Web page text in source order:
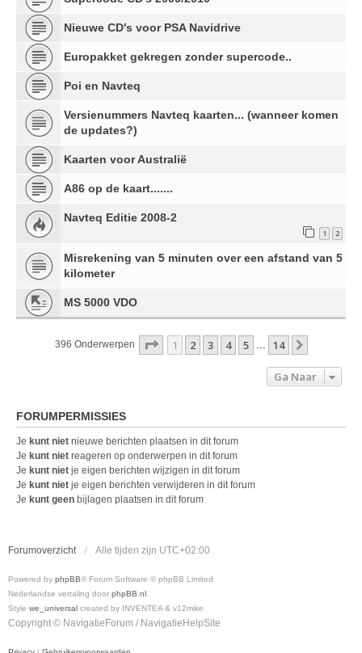
Nieuwe CD's voor PSA Navidrive
Europakket gekregen zonder supercode..
Poi en Navteq
Versienummers Navteq kaarten... (wanneer komen
de updates?)
Kaarten voor Australië
A86 op de kaart.......
Navteq Editie 2008-2
1 2
Misrekening van 5 minuten over een afstand van 5
kilometer
MS 5000 VDO
396 Onderwerpen Pagina Van14
1 2 3 4 5 … 14
Ga Naar
FORUMPERMISSIES
Je kunt niet nieuwe berichten plaatsen in dit forum
Je kunt niet reageren op onderwerpen in dit forum
Je kunt niet je eigen berichten wijzigen in dit forum
Je kunt niet je eigen berichten verwijderen in dit forum
Je kunt geen bijlagen plaatsen in dit forum
Forumoverzicht Alle tijden zijn UTC+02:00
Powered by phpBB® Forum Software © phpBB Limited
Nederlandse vertaling door phpBB.nl
Style we_universal created by INVENTEA & v12mike
Copyright © NavigatieForum / NavigatieHelpSite